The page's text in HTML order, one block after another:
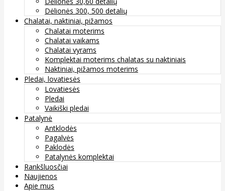
Dėlionės 300, 500 detalių
Chalatai, naktiniai, pižamos
Chalatai moterims
Chalatai vaikams
Chalatai vyrams
Komplektai moterims chalatas su naktiniais
Naktiniai, pižamos moterims
Pledai, lovatiesės
Lovatiesės
Pledai
Vaikiški pledai
Patalynė
Antklodės
Pagalvės
Paklodės
Patalynės komplektai
Rankšluosčiai
Naujienos
Apie mus